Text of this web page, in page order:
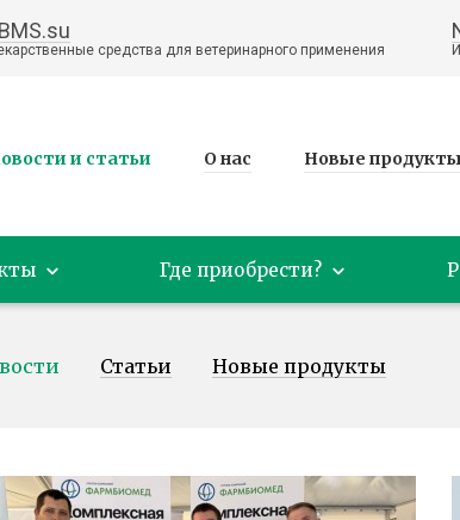
средства для ветеринарного применения
и статьи О нас Новые продукты
Где приобрести?
Статьи Новые продукты